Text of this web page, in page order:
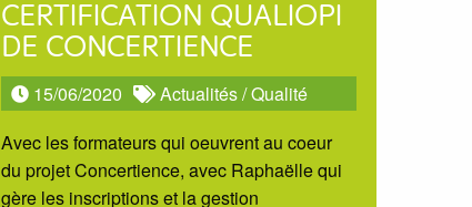
CERTIFICATION QUALIOPI
DE CONCERTIENCE
15/06/2020 Actualités/Qualité
Avec les formateurs qui oeuvrent au coeur
du projet Concertience, avec Raphaëlle qui
gère les inscriptions et la gestion